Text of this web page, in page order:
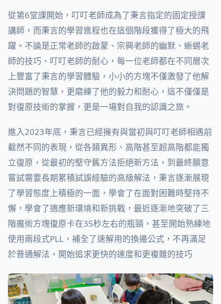
從第6堂課開始，叮叮老師成為了秉言指定的固定授課
講師，而秉言的學習進程也在這個階段獲得了極大的飛
躍。不論是正常老師的啟蒙、宗興老師的幽默、蜥蜴老
師的技巧、叮叮老師的耐心，每一位老師都在不同層次
上豐富了秉言的學習體驗，小小的方塊不僅激發了他解
決問題的智慧，更磨練了他的毅力和耐心，這不僅僅是
對復原技術的掌握，更是一場對自我的認識之旅。
進入2023年底，秉言已經擁有與當初與叮叮老師相遇前
截然不同的表現，從各類異形、高階甚至超高階都能獨
立復原，從最初的堅守舊方法拒絕新方法，到最終願意
嘗試需要長期累積試誤經驗的高級解法，秉言逐漸展現
了學習態度上積極的一面，學會了在面對困難時堅持不
懈，學會了適應新環境和新挑戰，最近逐漸地突破了三
階魔術方塊復原卡在35秒左右的瓶頸，甚至開始熟練地
使用兩段式PLL，補全了速解用的換邊公式，不再滿足
於普通解法，開始追求更快的速度和更複雜的技巧